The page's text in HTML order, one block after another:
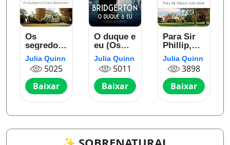
Os
segredos
de Colin
Bridgerton
(Os
Bridgertons
– Livro 4)
Julia Quinn
5025
Baixar
O duque e
eu (Os
Bridgertons
– Livro 1)
Julia Quinn
5011
Baixar
Para Sir
Phillip,
com amor
(Os
Bridgertons
– Livro 5)
Julia Quinn
3898
Baixar